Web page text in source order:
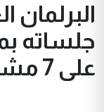
البرلمان
جلساته
على 7 مشاريع اليوم